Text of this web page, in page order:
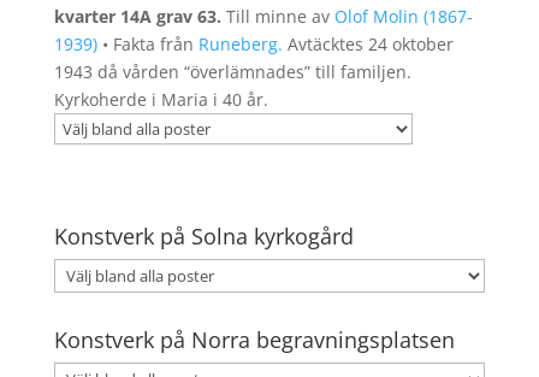
kvarter 14A grav 63. Till minne av Olof Molin (1867-
1939)• Fakta från Runeberg. Avtäcktes 24 oktober
1943 då vården “överlämnades” till familjen.
Kyrkoherde i Maria i 40 år.
Konstverk på Solna kyrkogård
Konstverk på Norra begravningsplatsen